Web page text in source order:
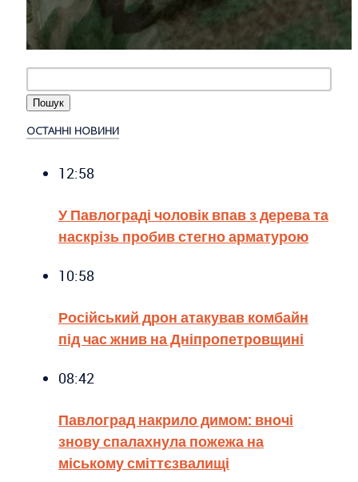
ОСТАННІ НОВИНИ
12:58
У Павлограді чоловік впав з дерева та
наскрізь пробив стегно арматурою
10:58
Російський дрон атакував комбайн
під час жнив на Дніпропетровщині
08:42
Павлоград накрило димом: вночі
знову спалахнула пожежа на
міському сміттєзвалищі